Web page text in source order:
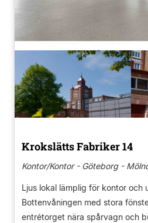
Krokslätts Fabriker 14
Kontor/Kontor - Göteborg -
Ljus lokal lämplig för kontor och
Bottenvåningen med stora
entrétorget nära spårvagn och